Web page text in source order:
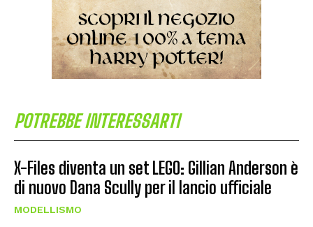
POTREBBE INTERESSARTI
X-Files diventa un set LEGO: Gillian Anderson è
di nuovo Dana Scully per il lancio ufficiale
MODELLISMO